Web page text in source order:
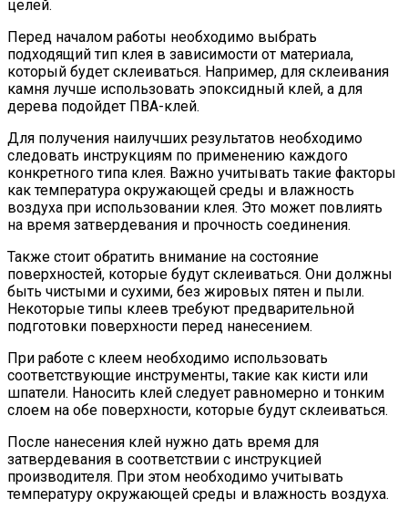
целей.
Перед началом работы необходимо выбрать
подходящий тип клея в зависимости от материала,
который будет склеиваться. Например, для склеивания
камня лучше использовать эпоксидный клей, а для
дерева подойдет ПВА-клей.
Для получения наилучших результатов необходимо
следовать инструкциям по применению каждого
конкретного типа клея. Важно учитывать такие факторы
как температура окружающей среды и влажность
воздуха при использовании клея. Это может повлиять
на время затвердевания и прочность соединения.
Также стоит обратить внимание на состояние
поверхностей, которые будут склеиваться. Они должны
быть чистыми и сухими, без жировых пятен и пыли.
Некоторые типы клеев требуют предварительной
подготовки поверхности перед нанесением.
При работе с клеем необходимо использовать
соответствующие инструменты, такие как кисти или
шпатели. Наносить клей следует равномерно и тонким
слоем на обе поверхности, которые будут склеиваться.
После нанесения клей нужно дать время для
затвердевания в соответствии с инструкцией
производителя. При этом необходимо учитывать
температуру окружающей среды и влажность воздуха.